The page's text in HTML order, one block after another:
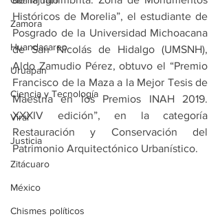
Zamora
Huandacareo
Uruapan
Ciencia y Tecnología
Viral
Justicia
Zitácuaro
México
Chismes políticos
Históricos de Morelia”, el estudiante de
Posgrado de la Universidad Michoacana
de San Nicolás de Hidalgo (UMSNH),
Aldo Zamudio Pérez, obtuvo el “Premio
Francisco de la Maza a la Mejor Tesis de
Maestría en los Premios INAH 2019.
XXXIV edición”, en la categoría
Restauración y Conservación del
Patrimonio Arquitectónico Urbanístico.